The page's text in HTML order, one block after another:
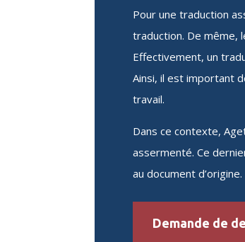
Pour une traduction
traduction. De même,
Effectivement, un
Ainsi, il est important
travail.
Dans ce contexte,
assermenté. Ce
au document d’origine.
Demande de